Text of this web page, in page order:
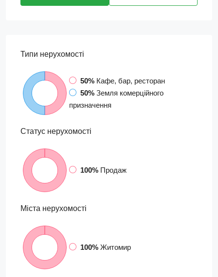
Типи нерухомості
50% Кафе, бар, ресторан
50% Земля комерційного
призначення
Статус нерухомості
100% Продаж
Міста нерухомості
100% Житомир